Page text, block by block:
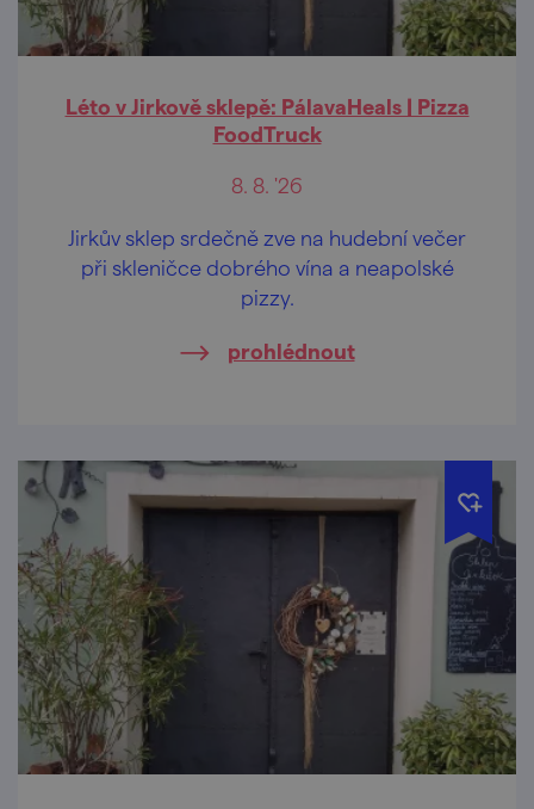
Léto v Jirkově sklepě: PálavaHeals | Pizza
FoodTruck
8. 8. '26
Jirkův sklep srdečně zve na hudební večer
při skleničce dobrého vína a neapolské
pizzy.
prohlédnout